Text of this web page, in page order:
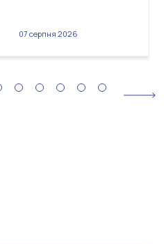
07 серпня 2026